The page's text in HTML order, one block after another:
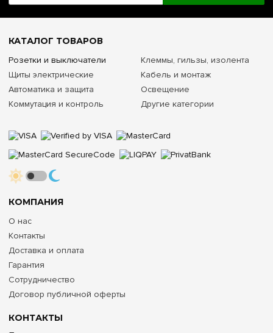
КОНТАКТЫ
КОМПАНИЯ
О нас
Контакты
Доставка и оплата
Гарантия
Сотрудничество
Договор публичной оферты
КАТАЛОГ ТОВАРОВ
Розетки и выключатели
Щиты электрические
Автоматика и защита
Коммутация и контроль
Клеммы, гильзы, изолента
Кабель и монтаж
Освещение
Другие категории